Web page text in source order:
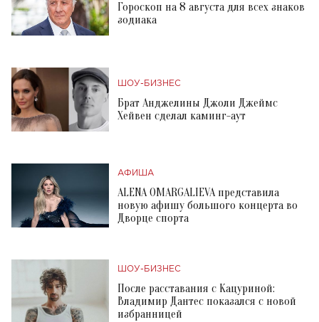
Гороскоп на 8 августа для всех знаков
зодиака
ШОУ-БИЗНЕС
Брат Анджелины Джоли Джеймс
Хейвен сделал каминг-аут
АФИША
ALENA OMARGALIEVA представила
новую афишу большого концерта во
Дворце спорта
ШОУ-БИЗНЕС
После расставания с Кацуриной:
Владимир Дантес показался с новой
избранницей